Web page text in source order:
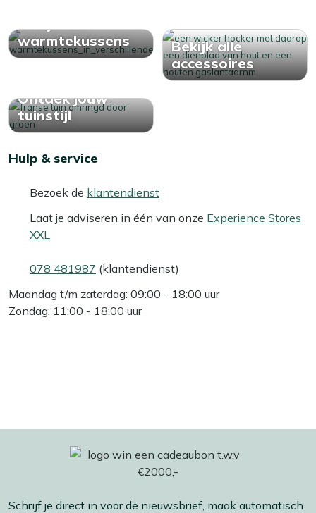
als het beschadigd is.
Kan ik het buiten gebruiken?
Ja, de deken is geschikt voor zowel binnen- als
vocht.
Bekijk meer Vuur & terrasverwarming
warmtekussens
Bekijk alle
accessoires
Ontdek jouw
tuinstijl
Hulp & service
Bezoek de klantendienst
Laat je adviseren in één van onze Experience Stores
XXL
078 481987 (klantendienst)
Maandag t/m zaterdag: 09:00 - 18:00 uur
Zondag: 11:00 - 18:00 uur
Schrijf je direct in voor de nieuwsbrief, maak automatisch